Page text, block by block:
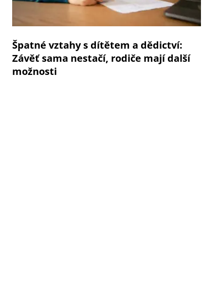
Špatné vztahy s dítětem a dědictví:
Závěť sama nestačí, rodiče mají další
možnosti